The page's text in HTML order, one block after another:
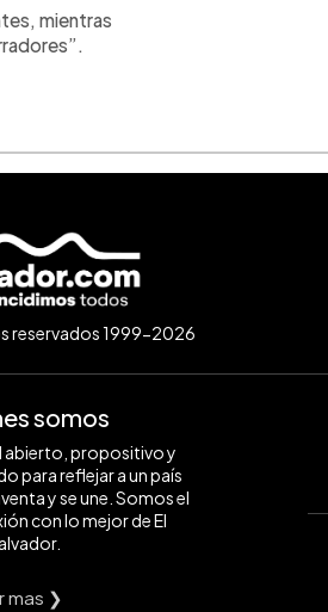
mientras
reservados 1999-2026
somos
abierto, propositivo y
para reflejar a un país
y se une. Somos el
con lo mejor de El
mas ❯